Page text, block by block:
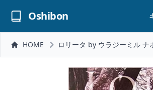
Oshibon
HOME ロリータ by ウラジーミル ナ